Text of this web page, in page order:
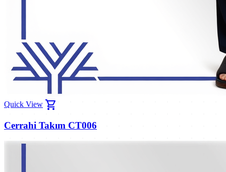
Quick View shopping_cart
Cerrahi Takım CT006